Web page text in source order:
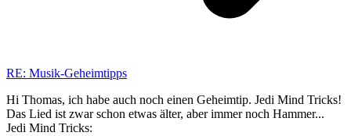
RE: Musik-Geheimtipps
Hi Thomas, ich habe auch noch einen Geheimtip. Jedi Mind Tricks!
Das Lied ist zwar schon etwas älter, aber immer noch Hammer...
Jedi Mind Tricks: